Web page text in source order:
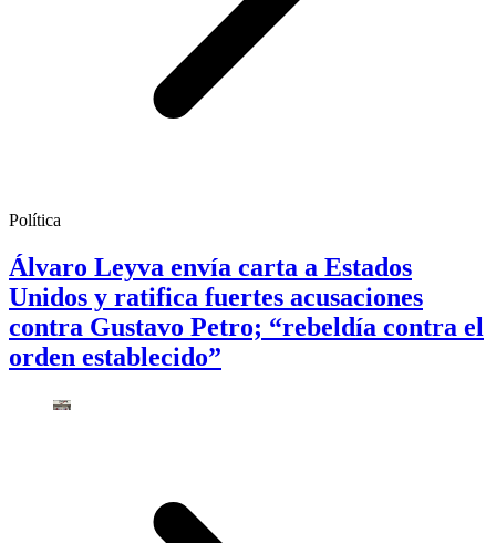
Política
Álvaro Leyva envía carta a Estados
Unidos y ratifica fuertes acusaciones
contra Gustavo Petro; “rebeldía contra el
orden establecido”